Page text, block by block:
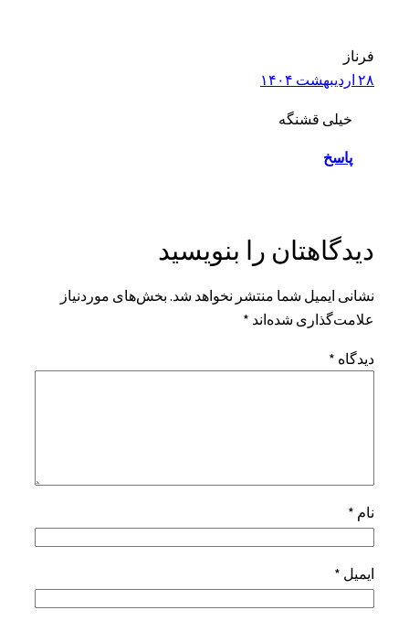
فرناز
۲۸ اردیبهشت ۱۴۰۴
خیلی قشنگه
پاسخ
دیدگاهتان را بنویسید
نشانی ایمیل شما منتشر نخواهد شد. بخش‌های موردنیاز
علامت‌گذاری شده‌اند *
دیدگاه *
نام *
ایمیل *